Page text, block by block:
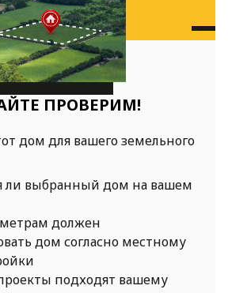
ПРОВЕРИМ!
дом для вашего земельного
ли выбранный дом на вашем
должен
дом согласно местному
подходят вашему